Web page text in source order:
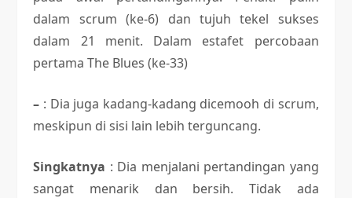
dalam scrum (ke-6) dan tujuh tekel sukses
dalam 21 menit. Dalam estafet percobaan
pertama The Blues (ke-33)
– : Dia juga kadang-kadang dicemooh di scrum,
meskipun di sisi lain lebih terguncang.
Singkatnya : Dia menjalani pertandingan yang
sangat menarik dan bersih. Tidak ada